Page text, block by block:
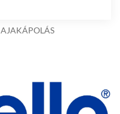
AJAKÁPOLÁS